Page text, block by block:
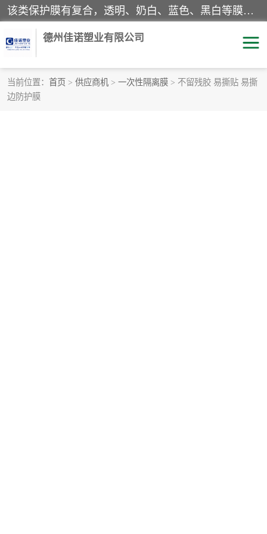
该类保护膜有复合，透明、奶白、蓝色、黑白等膜型。特高粘，高粘，中高粘，中粘，中低粘，低粘等。对于不同的粘力要求有相应的产品相适配。无胶渍残留污染。在较宽的收卷幅度下平整无皱纹，收卷长度大，利于机械化及自动化施工粘贴。为您的产品提供的表面保护解决方案。 产品广泛适用于：铝材、不锈钢、金属、塑料、电子、家电、家具、玻璃、化工材料、装饰材料等。
德州佳诺塑业有限公司
当前位置： 首页 > 供应商机 > 一次性隔离膜 > 不留残胶 易撕贴 易撕
边防护膜